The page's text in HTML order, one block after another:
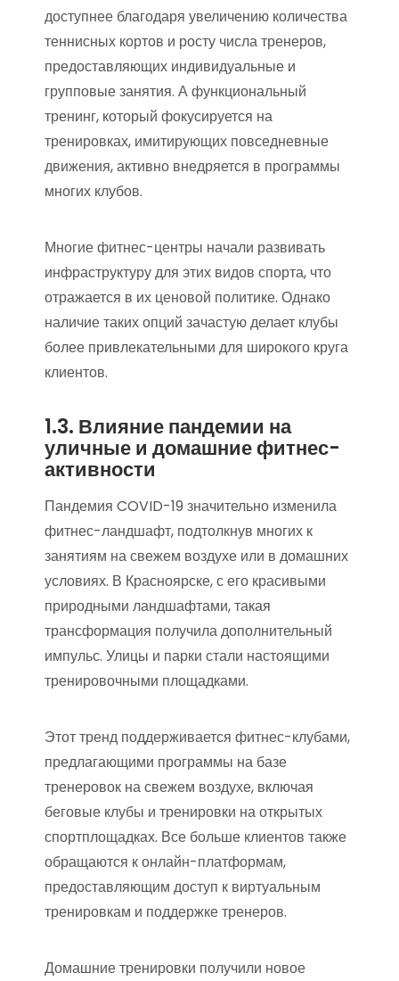
доступнее благодаря увеличению количества
теннисных кортов и росту числа тренеров,
предоставляющих индивидуальные и
групповые занятия. А функциональный
тренинг, который фокусируется на
тренировках, имитирующих повседневные
движения, активно внедряется в программы
многих клубов.
Многие фитнес-центры начали развивать
инфраструктуру для этих видов спорта, что
отражается в их ценовой политике. Однако
наличие таких опций зачастую делает клубы
более привлекательными для широкого круга
клиентов.
1.3. Влияние пандемии на
уличные и домашние фитнес-
активности
Пандемия COVID-19 значительно изменила
фитнес-ландшафт, подтолкнув многих к
занятиям на свежем воздухе или в домашних
условиях. В Красноярске, с его красивыми
природными ландшафтами, такая
трансформация получила дополнительный
импульс. Улицы и парки стали настоящими
тренировочными площадками.
Этот тренд поддерживается фитнес-клубами,
предлагающими программы на базе
тренеровок на свежем воздухе, включая
беговые клубы и тренировки на открытых
спортплощадках. Все больше клиентов также
обращаются к онлайн-платформам,
предоставляющим доступ к виртуальным
тренировкам и поддержке тренеров.
Домашние тренировки получили новое